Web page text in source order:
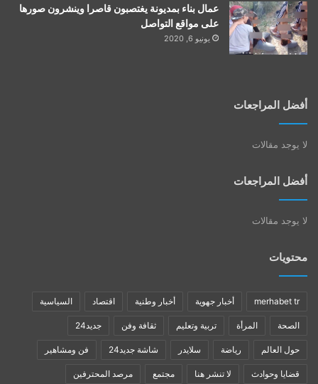
عمال بناء بمديونة يغتصبون قاصرا وينشرون صورها
على مواقع التواصل
يونيو 6, 2020
أفضل المراجعات
لا يوجد مقالات
أفضل المراجعات
لا يوجد مقالات
محتويات
merhabet tr أخبار جهوية أخبار وطنية اقتصاد السياسية
الصحة المرأة تربية وتعليم ثقافة وفن جديد24
حول العالم رياضة سلايدر شاشة جديد24 فن ومشاهير
قضايا وحوادث لا تنشر هنا مجتمع مرصد المحترفين